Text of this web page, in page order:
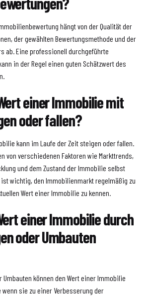
hängt von der Qualität der
der gewählten Bewertungsmethode und der
ab. Eine professionell durchgeführte
in der Regel einen guten Schätzwert des
einer Immobilie mit
oder fallen?
kann im Laufe der Zeit steigen oder fallen.
von verschiedenen Faktoren wie Markttrends,
und dem Zustand der Immobilie selbst
wichtig, den Immobilienmarkt regelmäßig zu
Wert einer Immobilie zu kennen.
einer Immobilie durch
oder Umbauten
Umbauten können den Wert einer Immobilie
sie zu einer Verbesserung der